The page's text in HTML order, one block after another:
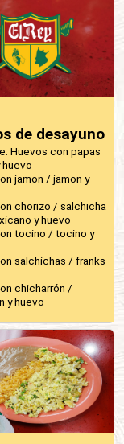
de desayuno
Huevos con papas
jamon / jamon y
chorizo ​​/ salchicha
y huevo
tocino / tocino y
salchichas / franks
chicharrón /
y huevo